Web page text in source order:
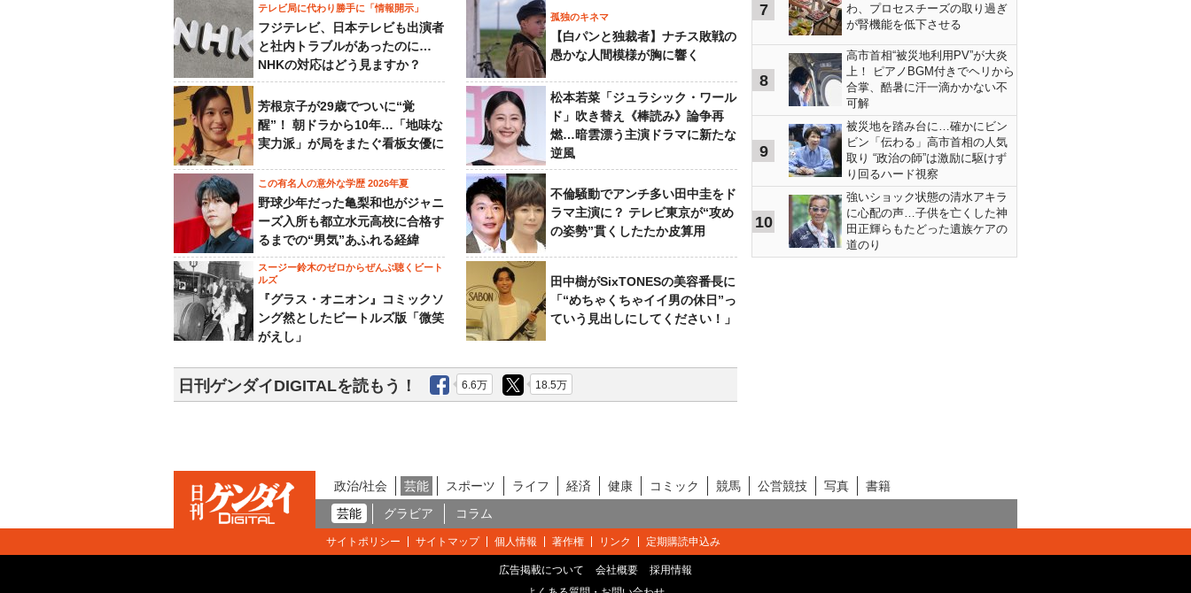
テレビ局に代わり勝手に「情報開示」
フジテレビ、日本テレビも出演者
と社内トラブルがあったのに…
NHKの対応はどう見ますか？
孤独のキネマ
【白パンと独裁者】ナチス敗戦の
愚かな人間模様が胸に響く
芳根京子が29歳でついに“覚
醒”！ 朝ドラから10年…「地味な
実力派」が局をまたぐ看板女優に
松本若菜「ジュラシック・ワール
ド」吹き替え《棒読み》論争再
燃…暗雲漂う主演ドラマに新たな
逆風
この有名人の意外な学歴 2026年夏
野球少年だった亀梨和也がジャニ
ーズ入所も都立水元高校に合格す
るまでの“男気”あふれる経緯
不倫騒動でアンチ多い田中圭をド
ラマ主演に？ テレビ東京が“攻め
の姿勢”貫くしたたか皮算用
スージー鈴木のゼロからぜんぶ聴くビート
ルズ
『グラス・オニオン』コミックソ
ング然としたビートルズ版「微笑
がえし」
田中樹がSixTONESの美容番長に
「“めちゃくちゃイイ男の休日”っ
ていう見出しにしてください！」
日刊ゲンダイDIGITALを読もう！ 6.6万 18.5万
7
わ、プロセスチーズの取り過ぎ
が腎機能を低下させる
8
高市首相“被災地利用PV”が大炎
上！ ピアノBGM付きでヘリから
合掌、酷暑に汗一滴かかない不
可解
9
被災地を踏み台に…確かにビン
ビン「伝わる」高市首相の人気
取り “政治の師”は激励に駆けず
り回るハード視察
10
強いショック状態の清水アキラ
に心配の声…子供を亡くした神
田正輝らもたどった遺族ケアの
道のり
政治/社会 芸能 スポーツ ライフ 経済 健康 コミック 競馬 公営競技 写真
書籍
芸能
グラビア コラム
サイトポリシー サイトマップ 個人情報 著作権 リンク 定期購読申込み
広告掲載について 会社概要
採用情報